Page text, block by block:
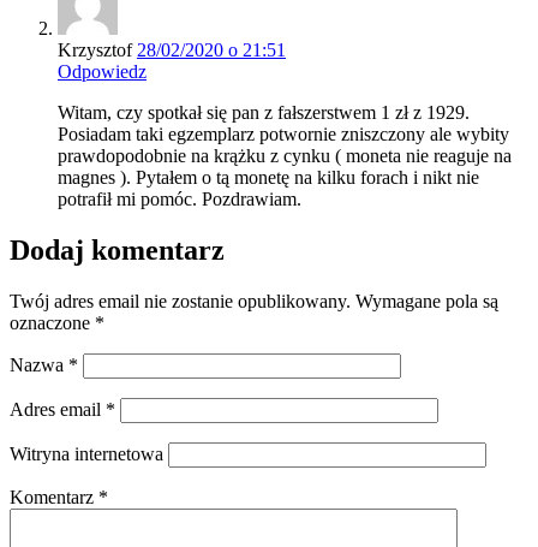
Krzysztof 28/02/2020 o 21:51
Odpowiedz
Witam, czy spotkał się pan z fałszerstwem 1 zł z 1929.
Posiadam taki egzemplarz potwornie zniszczony ale wybity
prawdopodobnie na krążku z cynku ( moneta nie reaguje na
magnes ). Pytałem o tą monetę na kilku forach i nikt nie
potrafił mi pomóc. Pozdrawiam.
Dodaj komentarz
Twój adres email nie zostanie opublikowany. Wymagane pola są
oznaczone *
Nazwa *
Adres email *
Witryna internetowa
Komentarz *